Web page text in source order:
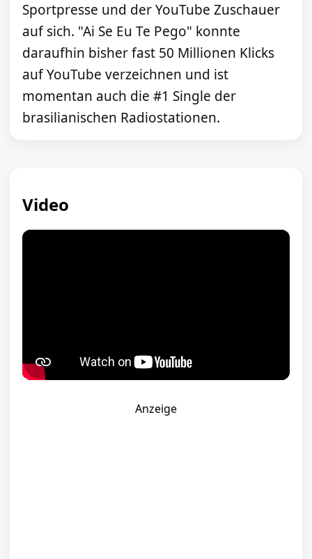
Sportpresse und der YouTube Zuschauer
auf sich. "Ai Se Eu Te Pego" konnte
daraufhin bisher fast 50 Millionen Klicks
auf YouTube verzeichnen und ist
momentan auch die #1 Single der
brasilianischen Radiostationen.
Video
Anzeige